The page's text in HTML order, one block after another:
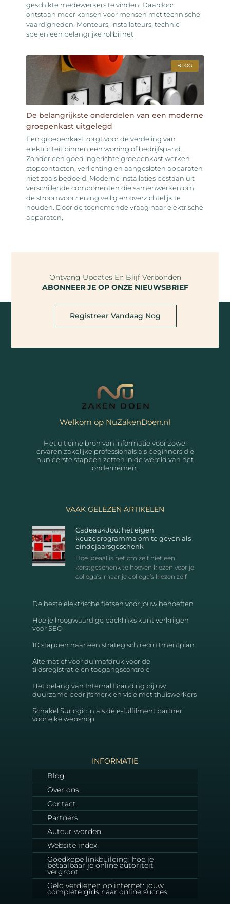
geschikte medewerkers te vinden. Daardoor
ontstaan meer kansen voor mensen met technische
vaardigheden. Monteurs, installateurs, technici
spelen een belangrijke rol bij het
BLOG
De belangrijkste onderdelen van een moderne
groepenkast uitgelegd
Een groepenkast zorgt voor de verdeling van
elektriciteit binnen een woning of bedrijfspand.
Zonder een goed ingerichte groepenkast werken
stopcontacten, verlichting en aangesloten apparaten
niet zoals bedoeld. Moderne installaties bestaan uit
verschillende componenten die samenwerken om
de stroomvoorziening veilig en overzichtelijk te
houden. Door de toenemende vraag naar elektrische
apparaten,
Ontvang Updates En Blijf Verbonden
ABONNEER JE OP ONZE NIEUWSBRIEF
Registreer Vandaag Nog
Welkom op NuZakenDoen.nl
Het ultieme bron van informatie voor zowel
ervaren zakelijke professionals als beginners die
hun eerste stappen zetten in de wereld van het
ondernemen.
VAAK GELEZEN ARTIKELEN
Cadeau4Jou: hét eigen
keuzeprogramma om te geven als
eindejaarsgeschenk
Hoe ideaal is het om zelf niet een
kerstgeschenk te hoeven kiezen voor je
collega’s, maar je collega’s kiezen zelf
De beste elektrische fietsen voor jouw behoeften
Hoe je hoogwaardige backlinks kunt verkrijgen
voor SEO
10 stappen naar een strategisch recruitmentplan
Alternatief voor duimafdruk voor de
tijdsregistratie en toegangscontrole
Het belang van Internal Branding bij uw
duurzame bedrijfsmerk en visie met thuiswerkers
Schakel Surlogic in als dé e-fulfilment partner
voor elke webshop
INFORMATIE
Blog
Over ons
Contact
Partners
Auteur worden
Website index
Goedkope linkbuilding: hoe je
betaalbaar je online autoriteit
vergroot
Geld verdienen op internet: jouw
complete gids naar online succes